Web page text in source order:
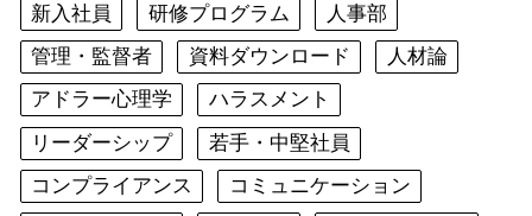
新入社員 研修プログラム
人事部
管理・監督者
資料ダウンロード
人材論
アドラー心理学
ハラスメント
リーダーシップ
若手・中堅社員
コンプライアンス
コミュニケーション